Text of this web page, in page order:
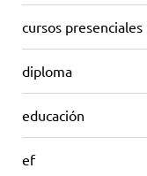
cursos presenciales
diploma
educación
ef